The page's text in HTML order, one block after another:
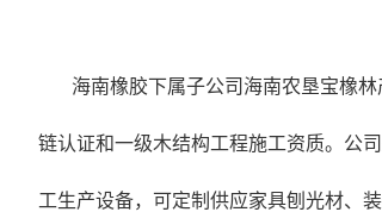
海南橡胶下属子公司海南农垦宝橡林
链认证和一级木结构工程施工资质。公
工生产设备，可定制供应家具刨光材、